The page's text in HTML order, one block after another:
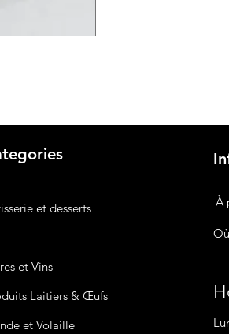
et desserts
et Vins
Laitiers & Œufs
et Volaille
À